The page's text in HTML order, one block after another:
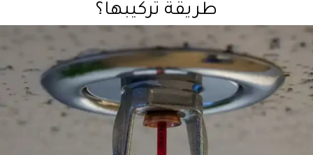
طريقة تركيبها؟